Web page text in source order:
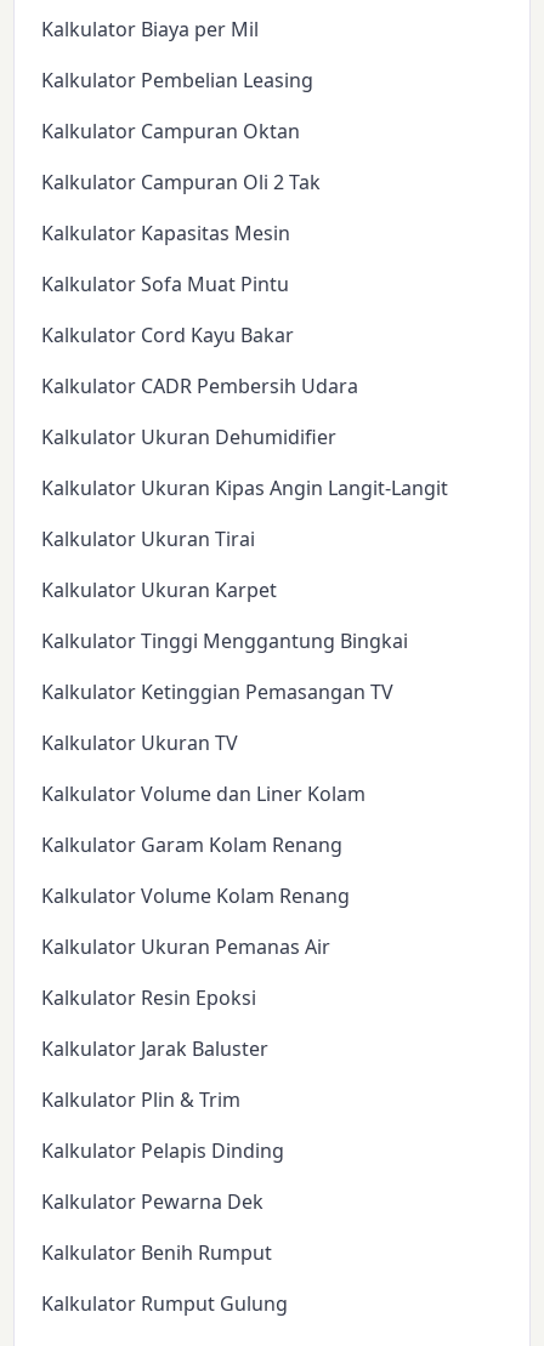
Kalkulator Biaya per Mil
Kalkulator Pembelian Leasing
Kalkulator Campuran Oktan
Kalkulator Campuran Oli 2 Tak
Kalkulator Kapasitas Mesin
Kalkulator Sofa Muat Pintu
Kalkulator Cord Kayu Bakar
Kalkulator CADR Pembersih Udara
Kalkulator Ukuran Dehumidifier
Kalkulator Ukuran Kipas Angin Langit-Langit
Kalkulator Ukuran Tirai
Kalkulator Ukuran Karpet
Kalkulator Tinggi Menggantung Bingkai
Kalkulator Ketinggian Pemasangan TV
Kalkulator Ukuran TV
Kalkulator Volume dan Liner Kolam
Kalkulator Garam Kolam Renang
Kalkulator Volume Kolam Renang
Kalkulator Ukuran Pemanas Air
Kalkulator Resin Epoksi
Kalkulator Jarak Baluster
Kalkulator Plin & Trim
Kalkulator Pelapis Dinding
Kalkulator Pewarna Dek
Kalkulator Benih Rumput
Kalkulator Rumput Gulung